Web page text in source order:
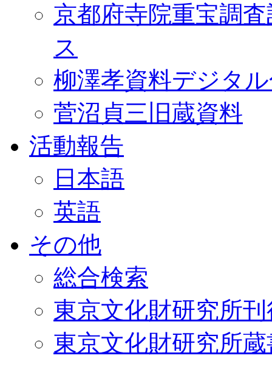
京都府寺院重宝調
ス
柳澤孝資料デジタ
菅沼貞三旧蔵資料
活動報告
日本語
英語
その他
総合検索
東京文化財研究所
東京文化財研究所